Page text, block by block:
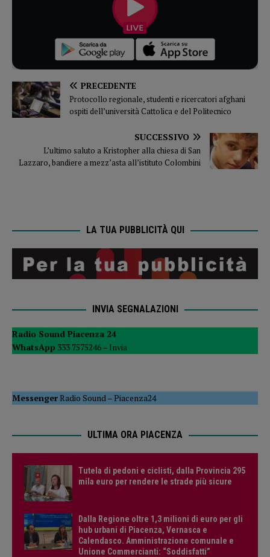
PRECEDENTE
Protocollo regionale, studenti e ricercatori afghani
ospiti dell’università Cattolica e del Politecnico
SUCCESSIVO
L’ultimo saluto a Kristopher alla chiesa di San
Lazzaro, bandiere a mezz’asta all’istituto Colombini
LA TUA PUBBLICITÀ QUI
INVIA SEGNALAZIONI
Radio Sound Piacenza 24
WhatsApp 333 7575246 – Invia
MessengerRadio Sound –Piacenza24
ULTIMA ORA PIACENZA
Tutela di pedoni e ciclisti, dalla Provincia 295
mila euro per rendere le strade più sicure
Dalla Regione oltre 1,3 milioni di euro per gli
hub urbani di Piacenza, Vernasca e
Calendasco. Amministrazione comunale e
Unione Commercianti: “Soddisfatti”